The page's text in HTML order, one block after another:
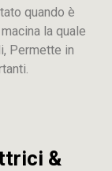
quando è
la quale
Permette in
&